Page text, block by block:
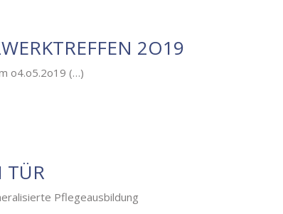
2O19
o4.o5.2o19 (…)
TÜR
Pflegeausbildung